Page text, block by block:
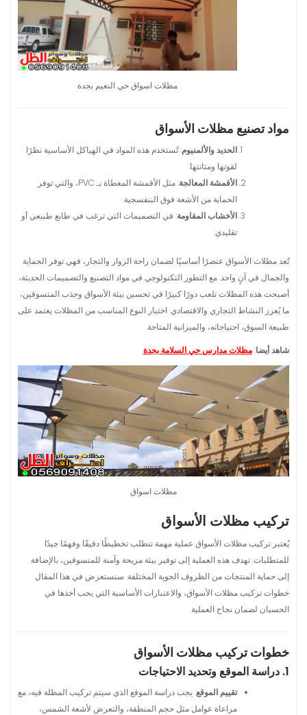
مظلات اسواق حي النعيم بجدة
مواد تصنيع مظلات الأسواق
الحديد والألمنيوم: تُستخدم هذه المواد في الهياكل الأساسية نظرًا
لقوتها ومتانتها.
الأقمشة المعالجة
: مثل الأقمشة المغطاة بـ PVC، والتي توفر
الحماية من الأشعة فوق البنفسجية.
الأخشاب المقاومة: في التصميمات التي ترغب في طابع طبيعي أو
تقليدي.
تُعد مظلات الأسواق عنصرًا أساسيًا لضمان راحة الزوار والتجار، فهي توفر الحماية
والجمال في آنٍ واحد. مع التطور التكنولوجي في مواد التصنيع والتصميمات الحديثة،
أصبحت هذه المظلات تلعب دورًا كبيرًا في تحسين بيئة الأسواق وجذب المتسوقين،
ما يُعزز النشاط التجاري والاقتصادي. اختيار النوع المناسب من المظلات يعتمد على
طبيعة السوق، احتياجاته، والميزانية المتاحة.
شاهد أيضا:مظلات مدارس حي السلامة بجدة.
مظلات اسواق
تركيب مظلات الأسواق
يُعتبر تركيب مظلات الأسواق عملية مهمة تتطلب تخطيطًا دقيقًا وفهمًا جيدًا
للمتطلبات. تهدف هذه العملية إلى توفير بيئة مريحة وآمنة للمتسوقين، بالإضافة
إلى حماية المنتجات من الظروف الجوية المختلفة. سنستعرض في هذا المقال
خطوات تركيب مظلات الأسواق، والاعتبارات الأساسية التي يجب أخذها في
الحسبان لضمان نجاح العملية.
خطوات تركيب مظلات الأسواق
1. دراسة الموقع وتحديد الاحتياجات
تقييم الموقع: يجب دراسة الموقع الذي سيتم تركيب المظلة فيه، مع
مراعاة عوامل مثل حجم المنطقة، والتعرض لأشعة الشمس،